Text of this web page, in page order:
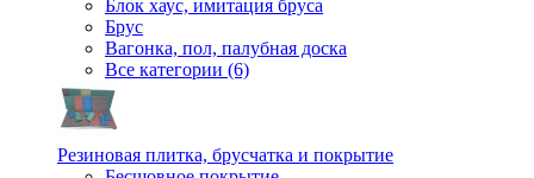
Блок хаус, имитация бруса
Брус
Вагонка, пол, палубная доска
Все категории (6)
Резиновая плитка, брусчатка и покрытие